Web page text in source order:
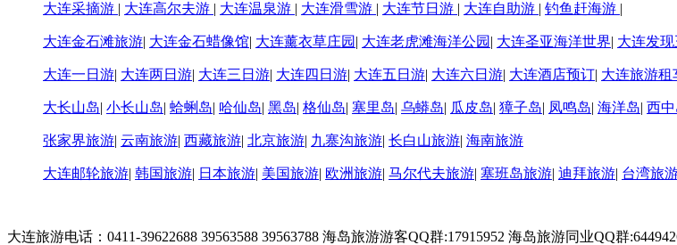
大连采摘游 | 大连高尔夫游 | 大连温泉游 | 大连滑雪游 | 大连节日游 | 大连自助游 | 钓鱼赶海游 |
大连金石滩旅游| 大连金石蜡像馆| 大连薰衣草庄园 | 大连老虎滩海洋公园 | 大连圣亚海洋世界| 大连发现
大连一日游| 大连两日游| 大连三日游| 大连四日游| 大连五日游| 大连六日游| 大连酒店预订| 大连旅游租
大长山岛| 小长山岛| 蛤蜊岛| 哈仙岛| 黑岛| 格仙岛| 塞里岛| 乌蟒岛| 瓜皮岛| 獐子岛| 凤鸣岛| 海洋岛| 西
张家界旅游| 云南旅游| 西藏旅游| 北京旅游| 九寨沟旅游| 长白山旅游| 海南旅游
大连邮轮旅游| 韩国旅游| 日本旅游| 美国旅游| 欧洲旅游| 马尔代夫旅游| 塞班岛旅游| 迪拜旅游| 台湾旅
大连旅游电话：0411-39622688 39563588 39563788 海岛旅游游客QQ群:17915952 海岛旅游同业QQ群